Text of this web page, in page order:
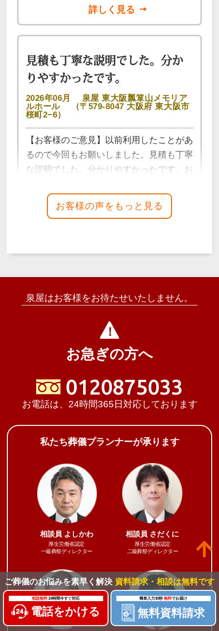
詳しく見る
見積も丁寧な説明でした。分か
りやすかったです。
2026年06月
泉屋 東大阪瓢箪山メモリア
ルホール
（〒579-8047 大阪府 東大阪市
桜町2−6）
【お客様のご意見】以前利用したことがあ
るので今回もお願いしました。見積も丁寧
な説明でした。分かりやすかったです。お
理もおいしかったです。返礼品の数も足り
なかった時もすぐに機転を利かして対応し
対応だったので、依頼しまし
ール
（〒630-8115 奈良県奈良市大宮町
６丁目２−９）
【お客様のご意見】何件か葬儀社を探して
いる中で、泉屋さんが一番安心できる電話
対応だったので、依頼しました。お花もと
タッフの皆様もとても親切で丁寧なご対応
をして頂きまして、本当に感謝しておりま
す。ただ気になったのが、最初にホールに
故人と一緒にお…
詳しく見る
家族葬でここまでたくさんのお
花にしてもらえて、親族が喜んで
いた。
泉屋はお客様をお待たせいたしません。
お急ぎの方へ
0120875033
お電話は、24時間365日対応しております
私たち葬儀プランナーが承ります
相談員 よしかわ
厚生労働省認定
一級葬祭ディレクター
相談員 さだくに
厚生労働省認定
二級葬祭ディレクター
ご葬儀のお悩みを素早く解決 資料請求・相談は無料です
相談無料 24時間今すぐ対応
電話をかける
簡単入力30秒無料でお届け
無料資料請求